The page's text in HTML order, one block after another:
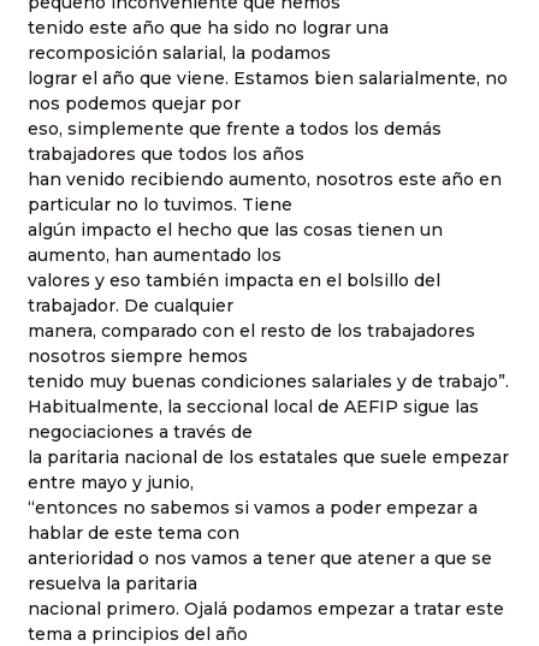
tenido este año que ha sido no lograr una
recomposición salarial, la podamos
lograr el año que viene. Estamos bien salarialmente, no
nos podemos quejar por
eso, simplemente que frente a todos los demás
trabajadores que todos los años
han venido recibiendo aumento, nosotros este año en
particular no lo tuvimos. Tiene
algún impacto el hecho que las cosas tienen un
aumento, han aumentado los
valores y eso también impacta en el bolsillo del
trabajador. De cualquier
manera, comparado con el resto de los trabajadores
nosotros siempre hemos
tenido muy buenas condiciones salariales y de trabajo”.
Habitualmente, la seccional local de AEFIP sigue las
negociaciones a través de
la paritaria nacional de los estatales que suele empezar
entre mayo y junio,
“entonces no sabemos si vamos a poder empezar a
hablar de este tema con
anterioridad o nos vamos a tener que atener a que se
resuelva la paritaria
nacional primero. Ojalá podamos empezar a tratar este
tema a principios del año